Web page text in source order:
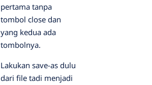
pertama tanpa
tombol close dan
yang kedua ada
tombolnya.
Lakukan save-as dulu
dari file tadi menjadi